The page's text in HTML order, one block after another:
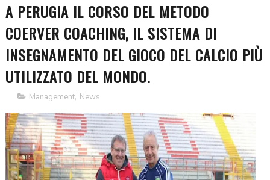
A PERUGIA IL CORSO DEL METODO
COERVER COACHING, IL SISTEMA DI
INSEGNAMENTO DEL GIOCO DEL CALCIO PIÙ
UTILIZZATO DEL MONDO.
Management, News